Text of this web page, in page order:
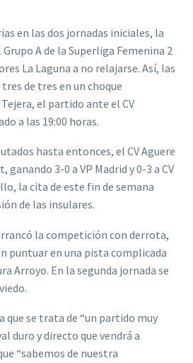
en las dos jornadas iniciales, la
A de la Superliga Femenina 2
La Laguna a no relajarse. Así, las
de tres en un choque
el partido ante el CV
a las 19:00 horas.
hasta entonces, el CV Aguere
ganando 3-0 a VP Madrid y 0-3 a CV
la cita de este fin de semana
de las insulares.
la competición con derrota,
puntuar en una pista complicada
Arroyo. En la segunda jornada se
que se trata de “un partido muy
duro y directo que vendrá a
“sabemos de nuestra